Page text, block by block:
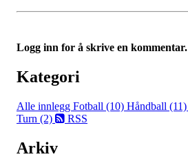
Logg inn for å skrive en kommentar.
Kategori
Alle innlegg Fotball (10) Håndball (11)
Turn (2)
RSS
Arkiv